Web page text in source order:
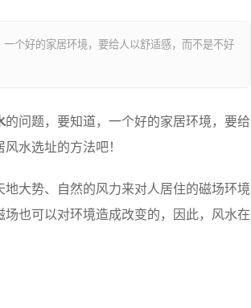
个好的家居环境，要给人以舒适感，而不是不好
的问题，要知道，一个好的家居环境，要给
水选址的方法吧！
大势、自然的风力来对人居住的磁场环境
也可以对环境造成改变的，因此，风水在